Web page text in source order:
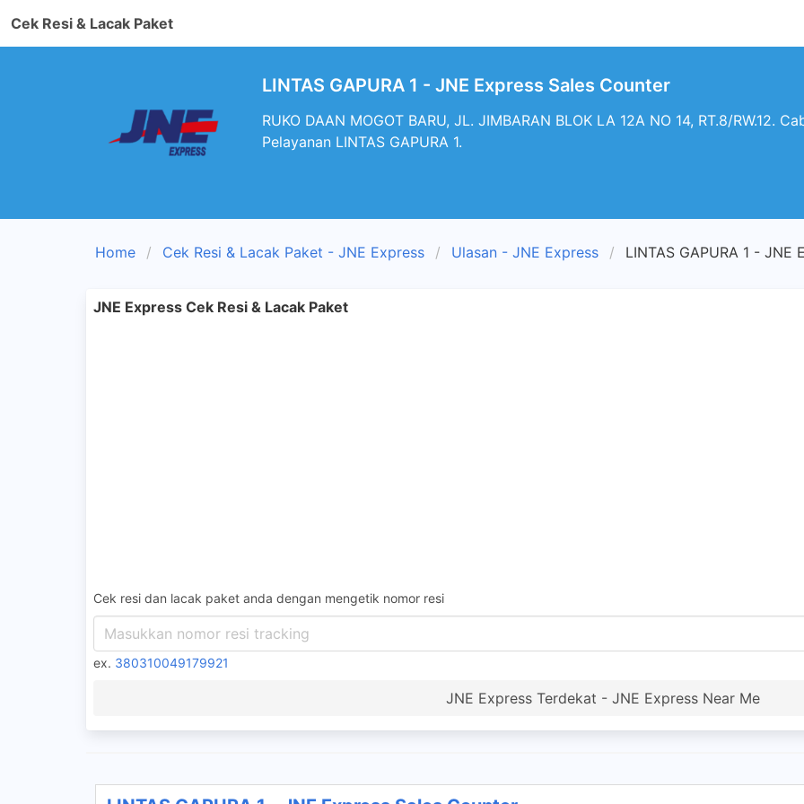
Cek Resi & Lacak Paket
LINTAS GAPURA 1 - JNE Express Sales Counter
RUKO DAAN MOGOT BARU, JL. JIMBARAN BLOK LA 12A NO 14, RT.8/RW.12.
Pelayanan LINTAS GAPURA 1.
Home Cek Resi & Lacak Paket - JNE Express Ulasan - JNE Express LINTAS GAPURA 1 - JNE
JNE Express Cek Resi & Lacak Paket
Cek resi dan lacak paket anda dengan mengetik nomor resi
ex. 380310049179921
JNE Express Terdekat - JNE Express Near Me